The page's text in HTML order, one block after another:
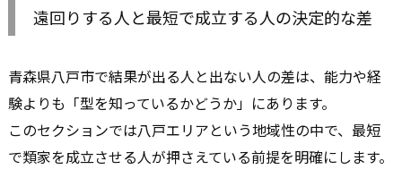
遠回りする人と最短で成立する人の決定的な差
青森県八戸市で結果が出る人と出ない人の差は、能力や経
験よりも「型を知っているかどうか」にあります。
このセクションでは八戸エリアという地域性の中で、最短
で類家を成立させる人が押さえている前提を明確にします。